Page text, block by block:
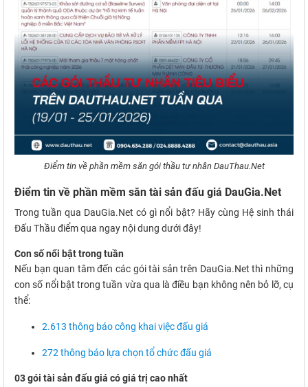
Điểm tin về phần mềm săn gói thầu tư nhân DauThau.Net
Điểm tin về phần mềm săn tài sản đấu giá DauGia.Net
Trong tuần qua DauGia.Net có gì nổi bật? Hãy cùng Hệ sinh thái
Đấu Thầu điểm qua ngay nội dung dưới đây!
Con số nổi bật trong tuần
Nếu bạn quan tâm đến các gói tài sản trên DauGia.Net thì những
con số nổi bật trong tuần vừa qua là điều bạn không nên bỏ lỡ, cụ
thể:
2.613 thông báo công khai việc đấu giá
272 thông báo lựa chọn tổ chức đấu giá
03 gói tài sản đấu giá có giá trị cao nhất